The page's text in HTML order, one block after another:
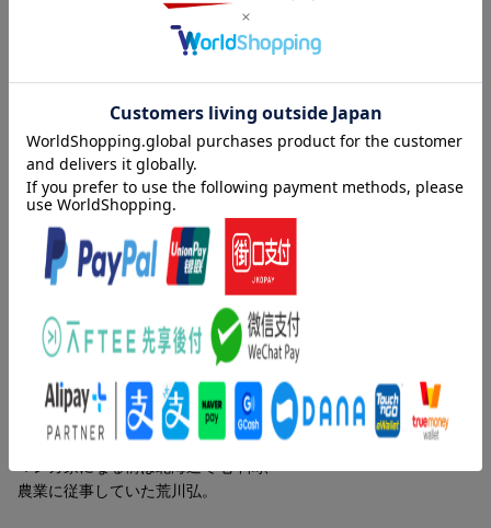
に！ さらに、尽きることのない害獣害虫の話や、農道の落とし
物エトセトラ、農業ファッションについてなど、今巻も好奇心を
くすぐるネタがぎっしり!!
ブリリアントな特濃☆農家エッセイ・コミック第九弾!!
更新日：2026年04月17日
内容紹介（JPROより）
農業に従事していた荒川弘。